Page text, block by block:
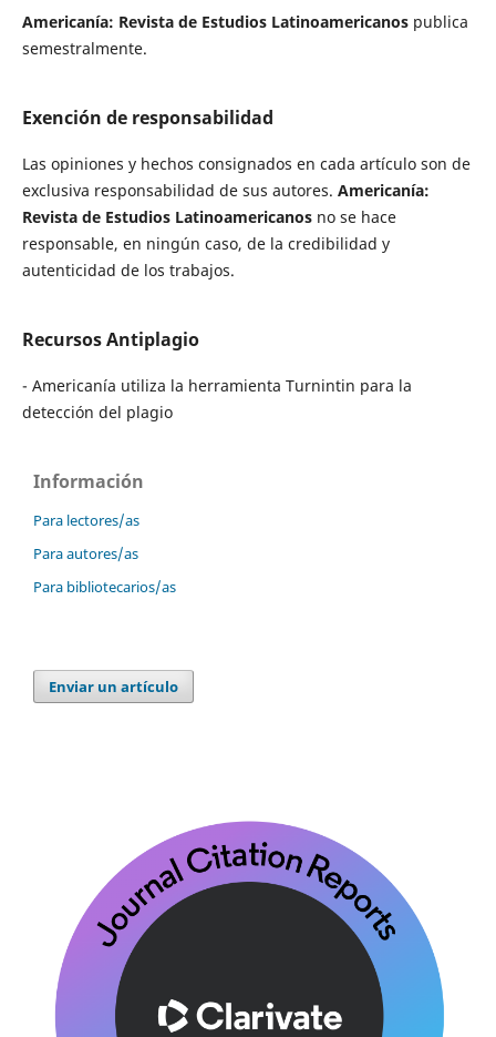
Americanía: Revista de Estudios Latinoamericanospublica
semestralmente.
Exención de responsabilidad
Las opiniones y hechos consignados en cada artículo son de
exclusiva responsabilidad de sus autores. Americanía:
Revista de Estudios Latinoamericanosno se hace
responsable, en ningún caso, de la credibilidad y
autenticidad de los trabajos.
Recursos Antiplagio
- Americanía utiliza la herramienta Turnintin para la
detección del plagio
Información
Para lectores/as
Para autores/as
Para bibliotecarios/as
Enviar un artículo